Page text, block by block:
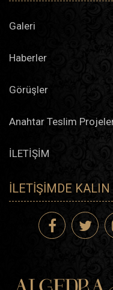
Galeri
Haberler
Görüşler
Anahtar Teslim
İLETİŞİM
İLETIŞIMDE KALIN